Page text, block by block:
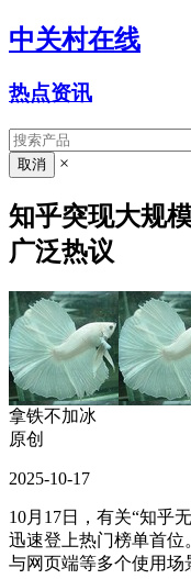
中关村在线
热点资讯
×
知乎突现大规
广泛热议
拿铁不加冰
原创
2025-10-17
10月17日，有关“知乎
迅速登上热门榜单首
与网页端等多个使用场